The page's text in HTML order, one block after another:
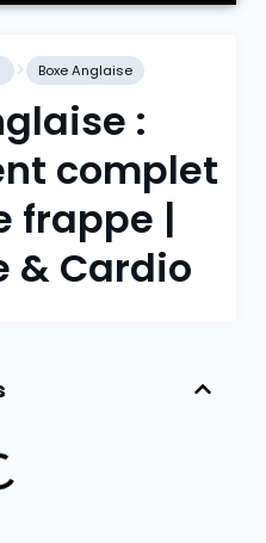
Boxe Anglaise
:
complet
frappe |
& Cardio